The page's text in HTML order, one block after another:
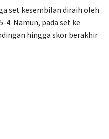
set kesembilan diraih oleh
4. Namun, pada set ke
hingga skor berakhir